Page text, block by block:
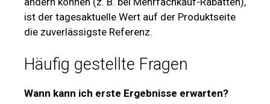
ist der tagesaktuelle Wert auf der Produktseite
die zuverlässigste Referenz.
Häufig gestellte Fragen
Wann kann ich erste Ergebnisse erwarten?